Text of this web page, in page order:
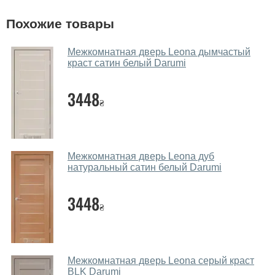
У вас большой магазин?
через мессенджеры, онлайн чат или непосредственно
в нашем салоне-магазине.
Какие основные особенности и
преимущества ваших межкомнатных
Каркас полотна межкомнатных дверей производится
из евробруса (собственной сушки), который
покрывается МДФ накладками толщиной 20 мм.
Благодаря такой толщине МДФ, вся конструкция
Похожие товары
Межкомнатная дверь Leona дымчастый
краст сатин белый Darumi
3448₴
Межкомнатная дверь Leona дуб
натуральный сатин белый Darumi
3448₴
Межкомнатная дверь Leona серый краст
BLK Darumi